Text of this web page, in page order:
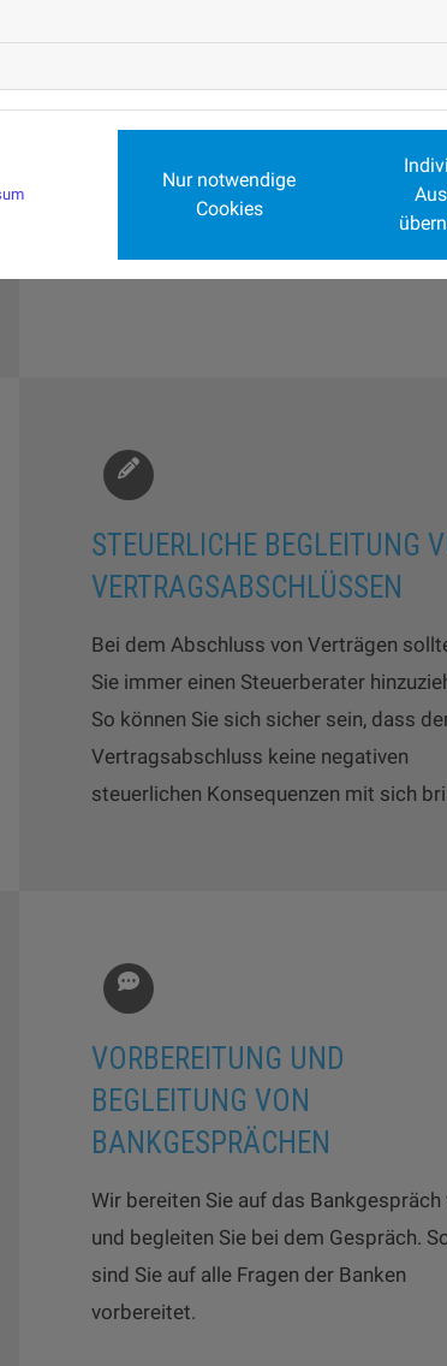
Ihnen bei der Erbschafts- und
Schenkungssteuer und entwickeln die
ideale Lösung für eine minimale
STEUERLICHE BEGLEITUNG
VERTRAGSABSCHLÜSSEN
Bei dem Abschluss von Verträgen
Sie immer einen Steuerberater
So können Sie sich sicher sein, dass
Vertragsabschluss keine negativen
steuerlichen Konsequenzen mit sich
VORBEREITUNG UND
BEGLEITUNG VON
BANKGESPRÄCHEN
Wir bereiten Sie auf das Bankgespräch
und begleiten Sie bei dem Gespräch.
sind Sie auf alle Fragen der Banken
vorbereitet.
Nur notwendige
Cookies